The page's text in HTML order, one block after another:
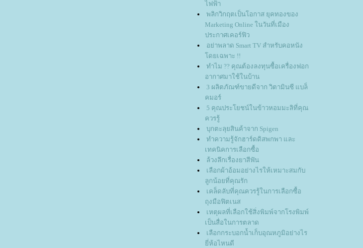
ไฟฟ้า
พลิกวิกฤตเป็นโอกาส ยุคทองของ
Marketing Online ในวันที่เมือง
ประกาศเคอร์ฟิว
อย่าพลาด Smart TV สำหรับคอหนัง
ดยเฉพาะ !!
ทำไม ?? คุณต้องลงทุนซื้อเครื่องฟอก
อากาศมาใช้ในบ้าน
3 ผลิตภัณฑ์ขายดีจาก วิตามินซี แบล็
คมอร์
5 คุณประโยชน์ในข้าวหอมมะลิที่คุณ
ควรรู้
บุกตะลุยสินค้าจาก Spigen
ทำความรู้จักฮาร์ดดิสพกพา และ
เทคนิคการเลือกซื้อ
ล้วงลึกเรื่องยาสีฟัน
เลือกผ้าอ้อมอย่างไรให้เหมาะสมกับ
ลูกน้อยที่คุณรัก
เคล็ดลับที่คุณควรรู้ในการเลือกซื้อ
ถุงมือฟิตเนส
เหตุผลที่เลือกใช้สิ่งพิมพ์จากโรงพิมพ์
เป็นสื่อในการตลาด
เลือกกระบอกน้ำเก็บอุณหภูมิอย่างไร
ี่ห้อไหนดี